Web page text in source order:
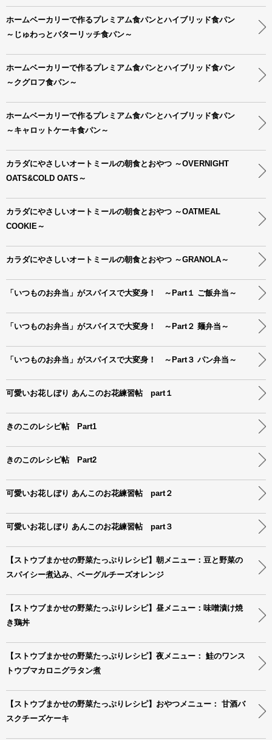
ホームベーカリーで作るプレミアム食パンとハイブリッド食パン
～じゅわっとバターリッチ食パン～
ホームベーカリーで作るプレミアム食パンとハイブリッド食パン
～クグロフ食パン～
ホームベーカリーで作るプレミアム食パンとハイブリッド食パン
～キャロットケーキ食パン～
カラダにやさしいオートミールの朝食とおやつ ～OVERNIGHT
OATS&COLD OATS～
カラダにやさしいオートミールの朝食とおやつ ～OATMEAL
COOKIE～
カラダにやさしいオートミールの朝食とおやつ ～GRANOLA～
「いつものお弁当」がスパイスで大変身！ ～Part１ ご飯弁当～
「いつものお弁当」がスパイスで大変身！ ～Part２ 麺弁当～
「いつものお弁当」がスパイスで大変身！ ～Part３ パン弁当～
可愛いお花しぼり あんこのお花練習帖 part１
きのこのレシピ帖 Part1
きのこのレシピ帖 Part2
可愛いお花しぼり あんこのお花練習帖 part２
可愛いお花しぼり あんこのお花練習帖 part３
【ストウブまかせの野菜たっぷりレシピ】朝メニュー：豆と野菜の
スパイシー煮込み、ベーグルチーズオレンジ
【ストウブまかせの野菜たっぷりレシピ】昼メニュー：味噌漬け焼
き鶏丼
【ストウブまかせの野菜たっぷりレシピ】夜メニュー： 鮭のワンス
トウブマカロニグラタン煮
【ストウブまかせの野菜たっぷりレシピ】おやつメニュー： 甘酒バ
スクチーズケーキ